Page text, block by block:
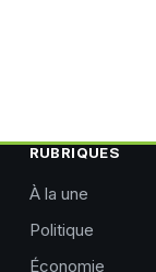
RUBRIQUES
À la une
Politique
Économie